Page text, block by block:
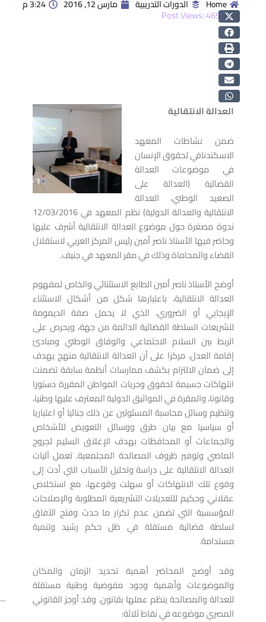
Home الدورات التدريبية مارس 12, 2016 3:24 م
Post Views:469
العدالة الانتقالية
ضمن نشاطات المعهد
الاسكندنافي لحقوق الإنسان
في موضوعات العدالة
القضائية (العدالة على
الصعيد الوطني، العدالة
الانتقالية والعدالة الدولية) نظم المعهد في 12/03/2016
ندوة مصغرة حول موضوع العدالة الانتقالية أشرف عليها
وحاضر فيها الأستاذ ناصر أمين رئيس المركز العربي لاستقلال
القضاء والمحاماة وذلك في مقر المعهد في جنيف.
أوضح الأستاذ ناصر أمين الطابع الاستثنائي والخاص لمفهوم
العدالة الانتقالية، باعتبارها شكل من أشكال الاستثناء
الإيجابي أو الضروري، الذي لا يحمل صفة الديمومة
لتشريعات السلطة القضائية الدائمة من جهة، ويحرص على
الربط بين السلام الاجتماعي والوفاق الوطني ومبادئ
إقامة العدل. مركزا على أن العدالة الانتقالية منهج يهدف
إلى ضمان الالتزام بكشف ممارسات أنظمة سابقة تضمنت
انتهاكات جسيمة لحقوق وحريات المواطن المقررة دستورا
وقانونا، والمقرة في المواثيق الدولية المعترف عليها وطنيا،
وتنظيم وسائل محاسبة المسئولين عن ذلك جنائيا أو اعتباريا
أو سياسيا مع بيان طرق ووسائل التعويض للأشخاص
والجماعات أو المحافظات بهدف الإغلاق السليم لجروح
الماضي وتوفير ظروف المصالحة المجتمعية. تعمل آليات
العدالة الانتقالية على دراسة وتحليل الأسباب التي أدت إلى
وقوع تلك الانتهاكات أو سهلت وقوعها، مع استخلاص
عقلاني وحكيم للتعديلات التشريعية المطلوبة والإصلاحات
المؤسسية التي تضمن عدم تكرار ما حدث وفتح الآفاق
لسلطة قضائية مستقلة في ظل حكم رشيد وتنمية
مستدامة.
وقد أوضح المحاضر أهمية تحديد الزمان والمكان
والموضوعات وأهمية وجود مفوضية وطنية مستقلة
للعدالة والمصالحة ينظم عملها بقانون. وقد أوجز القانوني
المصري موضوعه في نقاط ثلاثة: